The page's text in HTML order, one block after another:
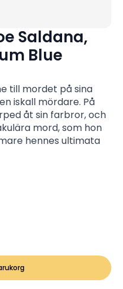
Saldana,
Blue
till mordet på sina
iskall mördare. På
åt sin farbror, och
mord, som hon
hennes ultimata
föräldrar.